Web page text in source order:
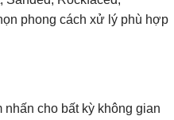
phong cách xử lý phù hợp
cho bất kỳ không gian